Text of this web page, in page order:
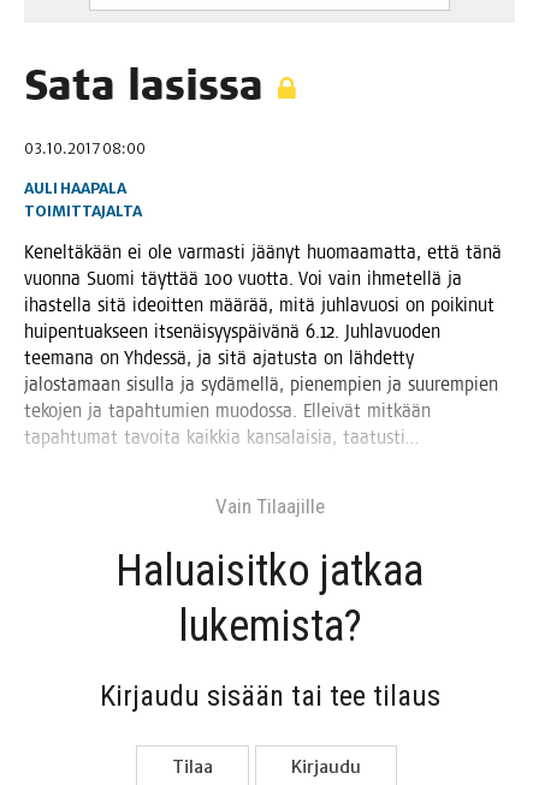
Sata lasis­sa
03.10.2017 08:00
AULI HAAPALA
TOIMITTAJALTA
Kenel­tä­kään ei ole var­mas­ti jää­nyt huo­maa­mat­ta, että tänä
vuon­na Suo­mi täyt­tää 100 vuot­ta. Voi vain ihme­tel­lä ja
ihas­tel­la sitä ideoit­ten mää­rää, mitä juh­la­vuo­si on poi­ki­nut
hui­pen­tuak­seen itse­näi­syys­päi­vä­nä 6.12. Juh­la­vuo­den
tee­ma­na on Yhdes­sä, ja sitä aja­tus­ta on läh­det­ty
jalos­ta­maan sisul­la ja sydä­mel­lä, pie­nem­pien ja suu­rem­pien
teko­jen ja tapah­tu­mien muo­dos­sa. Ellei­vät mit­kään
tapah­tu­mat tavoi­ta kaik­kia kan­sa­lai­sia, taatusti…
Vain Tilaa­jil­le
Haluai­sit­ko jat­kaa
lukemista?
Kir­jau­du sisään tai tee tilaus
Tilaa Kir­jau­du